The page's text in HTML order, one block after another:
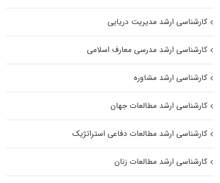
کارشناسی ارشد مدیریت دریایی
کارشناسی ارشد مدرسی معارف اسلامی
کارشناسی ارشد مشاوره
کارشناسی ارشد مطالعات جهان
کارشناسی ارشد مطالعات دفاعی استراتژیک
کارشناسی ارشد مطالعات زنان